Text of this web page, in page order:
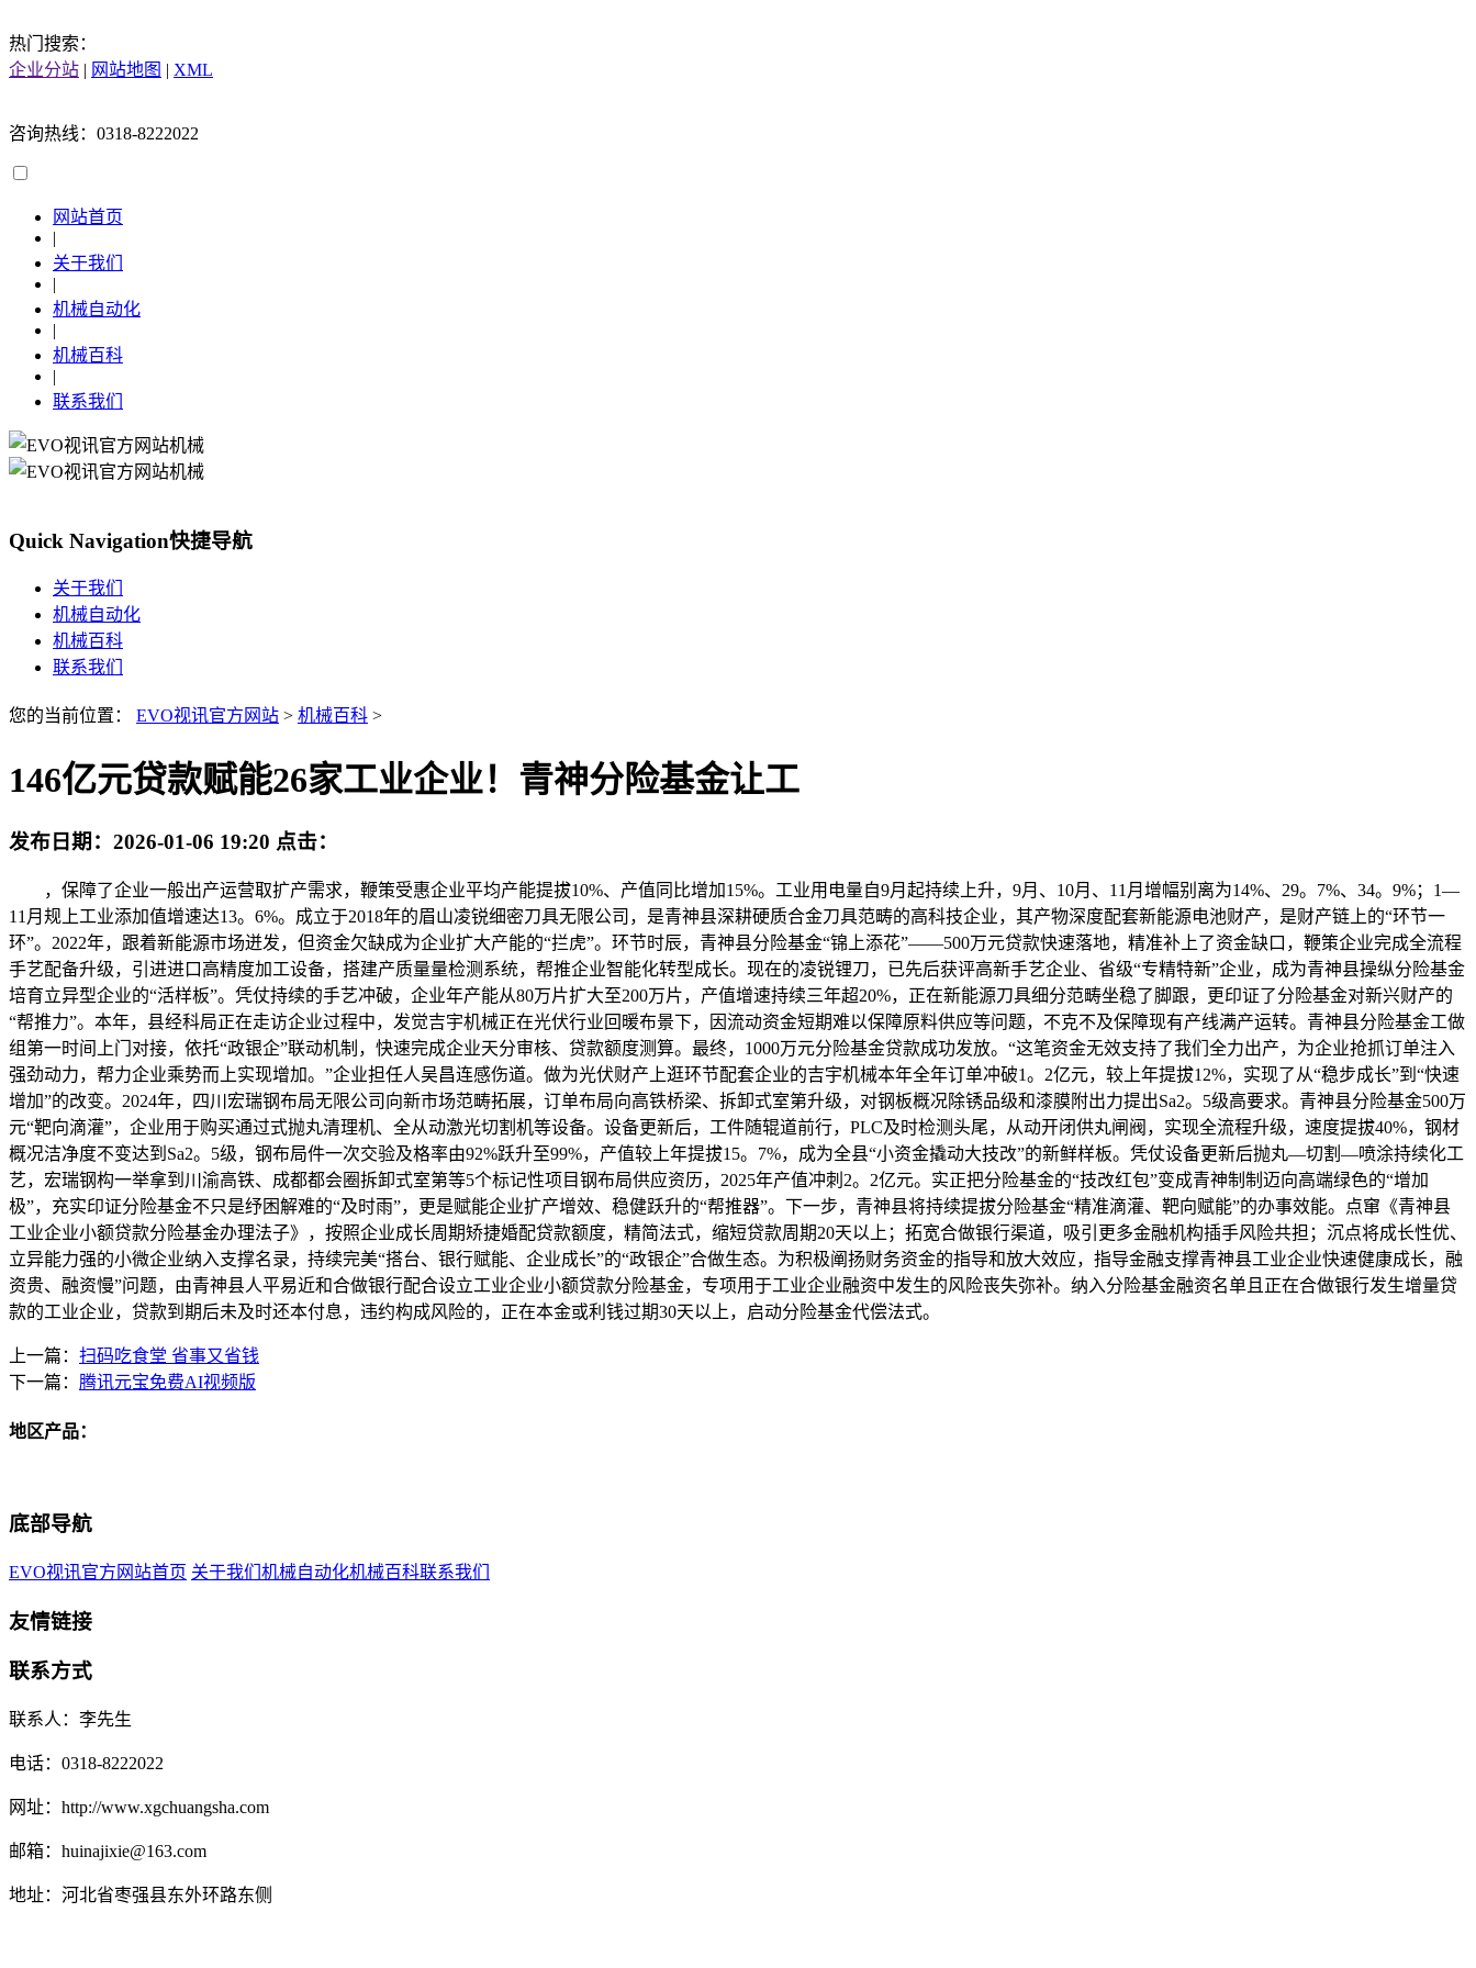
热门搜索：
企业分站 | 网站地图 | XML
咨询热线：0318-8222022
网站首页
|
关于我们
|
机械自动化
|
机械百科
|
联系我们
Quick Navigation快捷导航
关于我们
机械自动化
机械百科
联系我们
您的当前位置： EVO视讯官方网站 > 机械百科 >
146亿元贷款赋能26家工业企业！青神分险基金让工
发布日期： 2026-01-06 19:20 点击：
，保障了企业一般出产运营取扩产需求，鞭策受惠企业平均产能提拔10%、产值同比增加15%。工业用电量自9月起持续上升，9月、10月、11月增幅别离为14%、29。7%、34。9%；1—
11月规上工业添加值增速达13。6%。成立于2018年的眉山凌锐细密刀具无限公司，是青神县深耕硬质合金刀具范畴的高科技企业，其产物深度配套新能源电池财产，是财产链上的“环节一
环”。2022年，跟着新能源市场迸发，但资金欠缺成为企业扩大产能的“拦虎”。环节时辰，青神县分险基金“锦上添花”——500万元贷款快速落地，精准补上了资金缺口，鞭策企业完成全流程
手艺配备升级，引进进口高精度加工设备，搭建产质量量检测系统，帮推企业智能化转型成长。现在的凌锐锂刀，已先后获评高新手艺企业、省级“专精特新”企业，成为青神县操纵分险基金
培育立异型企业的“活样板”。凭仗持续的手艺冲破，企业年产能从80万片扩大至200万片，产值增速持续三年超20%，正在新能源刀具细分范畴坐稳了脚跟，更印证了分险基金对新兴财产的
“帮推力”。本年，县经科局正在走访企业过程中，发觉吉宇机械正在光伏行业回暖布景下，因流动资金短期难以保障原料供应等问题，不克不及保障现有产线满产运转。青神县分险基金工做
组第一时间上门对接，依托“政银企”联动机制，快速完成企业天分审核、贷款额度测算。最终，1000万元分险基金贷款成功发放。“这笔资金无效支持了我们全力出产，为企业抢抓订单注入
强劲动力，帮力企业乘势而上实现增加。”企业担任人吴昌连感伤道。做为光伏财产上逛环节配套企业的吉宇机械本年全年订单冲破1。2亿元，较上年提拔12%，实现了从“稳步成长”到“快速
增加”的改变。2024年，四川宏瑞钢布局无限公司向新市场范畴拓展，订单布局向高铁桥梁、拆卸式室第升级，对钢板概况除锈品级和漆膜附出力提出Sa2。5级高要求。青神县分险基金500万
元“靶向滴灌”，企业用于购买通过式抛丸清理机、全从动激光切割机等设备。设备更新后，工件随辊道前行，PLC及时检测头尾，从动开闭供丸闸阀，实现全流程升级，速度提拔40%，钢材
概况洁净度不变达到Sa2。5级，钢布局件一次交验及格率由92%跃升至99%，产值较上年提拔15。7%，成为全县“小资金撬动大技改”的新鲜样板。凭仗设备更新后抛丸—切割—喷涂持续化工
艺，宏瑞钢构一举拿到川渝高铁、成都都会圈拆卸式室第等5个标记性项目钢布局供应资历，2025年产值冲刺2。2亿元。实正把分险基金的“技改红包”变成青神制制迈向高端绿色的“增加
极”，充实印证分险基金不只是纾困解难的“及时雨”，更是赋能企业扩产增效、稳健跃升的“帮推器”。下一步，青神县将持续提拔分险基金“精准滴灌、靶向赋能”的办事效能。点窜《青神县
工业企业小额贷款分险基金办理法子》，按照企业成长周期矫捷婚配贷款额度，精简法式，缩短贷款周期20天以上；拓宽合做银行渠道，吸引更多金融机构插手风险共担；沉点将成长性优、
立异能力强的小微企业纳入支撑名录，持续完美“搭台、银行赋能、企业成长”的“政银企”合做生态。为积极阐扬财务资金的指导和放大效应，指导金融支撑青神县工业企业快速健康成长，融
资贵、融资慢”问题，由青神县人平易近和合做银行配合设立工业企业小额贷款分险基金，专项用于工业企业融资中发生的风险丧失弥补。纳入分险基金融资名单且正在合做银行发生增量贷
款的工业企业，贷款到期后未及时还本付息，违约构成风险的，正在本金或利钱过期30天以上，启动分险基金代偿法式。
上一篇： 扫码吃食堂 省事又省钱
下一篇： 腾讯元宝免费AI视频版
地区产品：
底部导航
EVO视讯官方网站首页 关于我们 机械自动化机械百科联系我们
友情链接
联系方式
联系人：李先生
电话：0318-8222022
网址：http://www.xgchuangsha.com
邮箱：huinajixie@163.com
地址：河北省枣强县东外环路东侧